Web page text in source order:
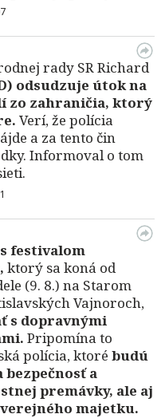
rady SR Richard
odsudzuje útok na
zo zahraničia, ktorý
Verí, že polícia
a za tento čin
Informoval o tom
festivalom
ktorý sa koná od
(9. 8.) na Starom
Vajnoroch,
s dopravnými
Pripomína to
polícia, ktoré budú
a
premávky, ale aj
majetku.